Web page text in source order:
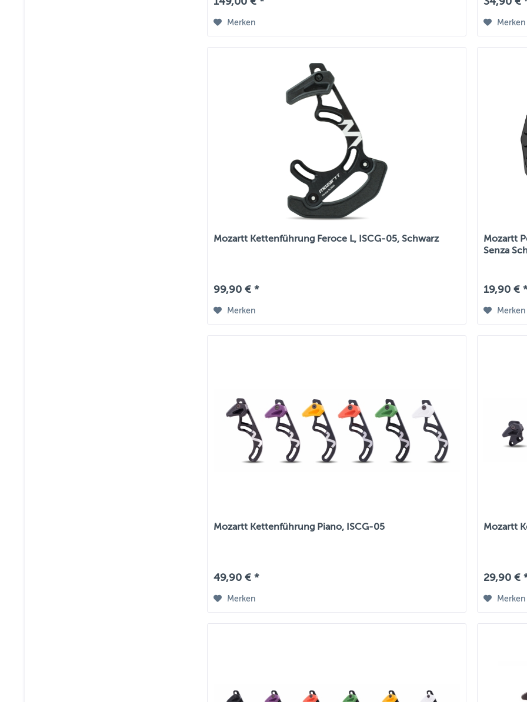
Merken Merken
Mozartt Kettenführung Feroce L, ISCG-05, Schwarz
99,90 € *
Merken
Mozartt
Senza
19,90 €
Merken
Mozartt Kettenführung Piano, ISCG-05
49,90 € *
Merken
Mozartt
29,90 €
Merken